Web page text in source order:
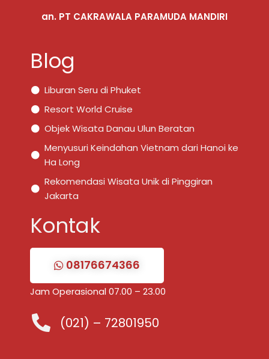
an. PT CAKRAWALA PARAMUDA MANDIRI
Blog
Liburan Seru di Phuket
Resort World Cruise
Objek Wisata Danau Ulun Beratan
Menyusuri Keindahan Vietnam dari Hanoi ke
Ha Long
Rekomendasi Wisata Unik di Pinggiran
Jakarta
Kontak
08176674366
Jam Operasional 07.00 – 23.00
(021) – 72801950